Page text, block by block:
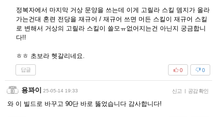
정복자에서 마지막 거상 문양을 쓰는데 이게 고릴라 스킬 뎀지가 올라
가는건대 혼련 전당을 재규어 / 재규어 쓰면 머든 스킬이 재규어 스킬
로 변해서 거상의 고릴라 스킬이 쓸모ㅠ없어지는건 아닌지 궁금합니
다!!
ㅎㅎ 초보라 헷갈리네요.
답글 0
0
용꽈이 25-05-14 19:33 신고 | 공감 확인
와 이 빌드로 바꾸고 90단 바로 뚫었습니다 감사합니다!